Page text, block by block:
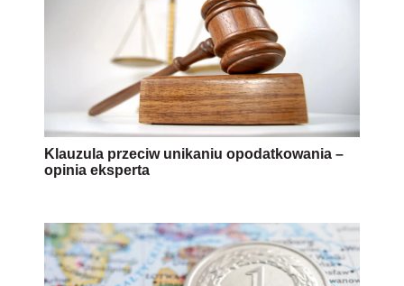
Klauzula przeciw unikaniu opodatkowania –
opinia eksperta